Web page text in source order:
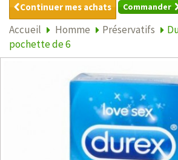
Continuer mes achats Commander
Accueil Homme Préservatifs
pochette de 6